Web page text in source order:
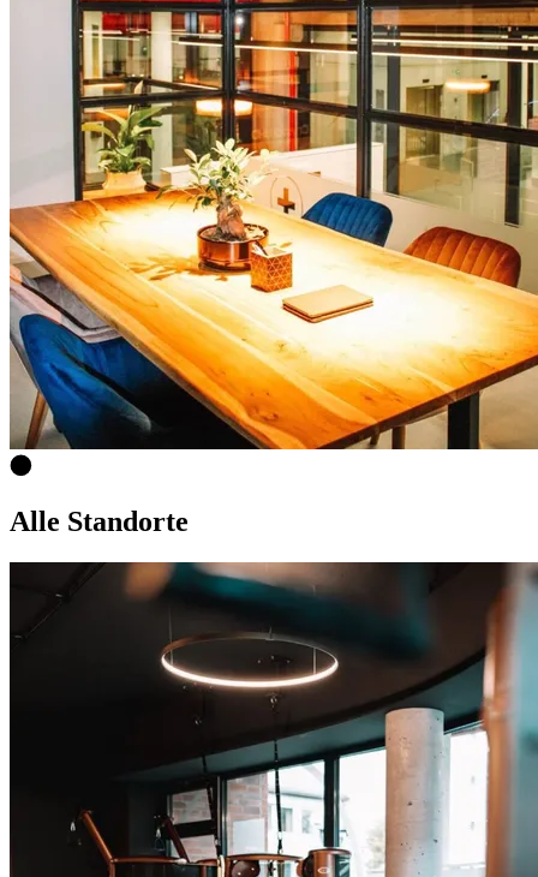
Alle Standorte